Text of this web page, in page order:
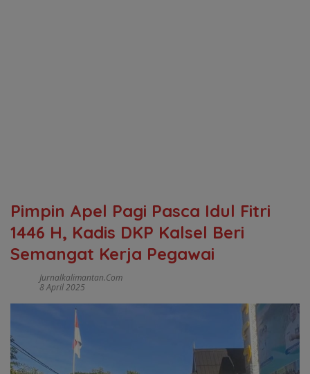
Pimpin Apel Pagi Pasca Idul Fitri
1446 H, Kadis DKP Kalsel Beri
Semangat Kerja Pegawai
Jurnalkalimantan.com
8 April 2025